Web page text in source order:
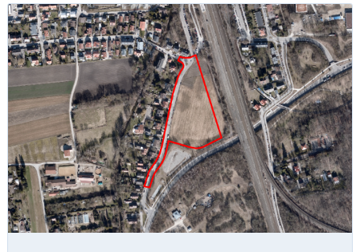
Hirmerei
in
Allach